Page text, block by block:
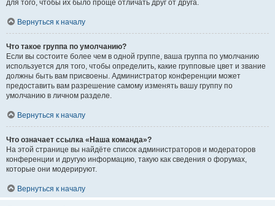
для того, чтобы их было проще отличать друг от друга.
Вернуться к началу
Что такое группа по умолчанию?
Если вы состоите более чем в одной группе, ваша группа по умолчанию
используется для того, чтобы определить, какие групповые цвет и звание
должны быть вам присвоены. Администратор конференции может
предоставить вам разрешение самому изменять вашу группу по
умолчанию в личном разделе.
Вернуться к началу
Что означает ссылка «Наша команда»?
На этой странице вы найдёте список администраторов и модераторов
конференции и другую информацию, такую как сведения о форумах,
которые они модерируют.
Вернуться к началу